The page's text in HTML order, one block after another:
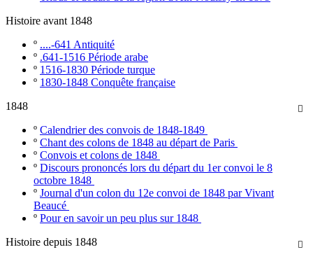
Histoire avant 1848
º ....-641 Antiquité
º .641-1516 Période arabe
º 1516-1830 Période turque
º 1830-1848 Conquête française

1848
º Calendrier des convois de 1848-1849
º Chant des colons de 1848 au départ de Paris
º Convois et colons de 1848
º Discours prononcés lors du départ du 1er convoi le 8
octobre 1848
º Journal d'un colon du 12e convoi de 1848 par Vivant
Beaucé
º Pour en savoir un peu plus sur 1848

Histoire depuis 1848